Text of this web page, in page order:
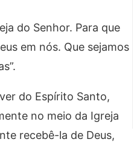
do Senhor. Para que
em nós. Que sejamos
do Espírito Santo,
no meio da Igreja
recebê-la de Deus,